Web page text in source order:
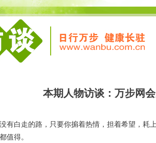
本期人物访谈： 万步网
有白走的路，只要你掮着热情，担着希望，耗
值得。